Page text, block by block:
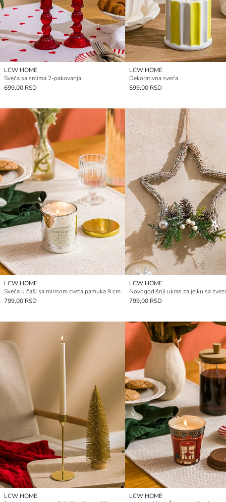
LCW HOME
Sveća sa srcima 2-pakovanja
699,00 RSD
LCW HOME
Dekorativna sveća
599,00 RSD
LCW HOME
Sveća u čaši sa mirisom cveta pamuka 9 cm
799,00 RSD
LCW HOME
799,00 RSD
LCW HOME
LCW HOME